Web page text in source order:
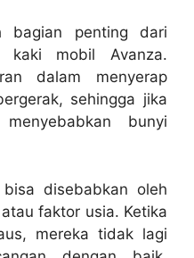
bagian penting dari
kaki mobil Avanza.
dalam menyerap
sehingga jika
bunyi
disebabkan oleh
faktor usia. Ketika
mereka tidak lagi